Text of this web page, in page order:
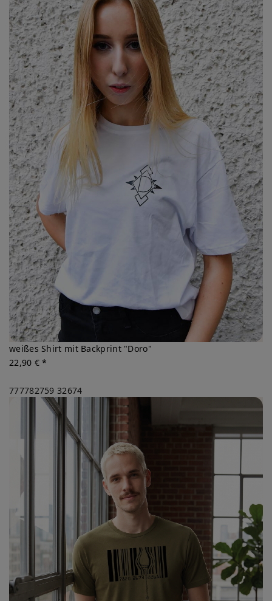
weißes Shirt mit Backprint "Doro"
22,90 € *
777782759 32674